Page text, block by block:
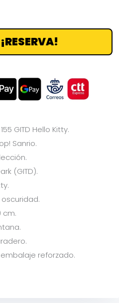
¡RESERVA!
GITD Hello Kitty.
Sanrio.
(GITD).
cm.
reforzado.